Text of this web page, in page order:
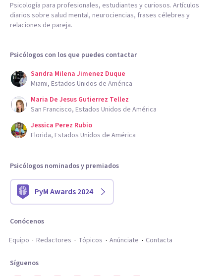
Psicología para profesionales, estudiantes y curiosos. Artículos
diarios sobre salud mental, neurociencias, frases célebres y
relaciones de pareja.
Psicólogos con los que puedes contactar
Sandra Milena Jimenez Duque
Miami, Estados Unidos de América
Maria De Jesus Gutierrez Tellez
San Francisco, Estados Unidos de América
Jessica Perez Rubio
Florida, Estados Unidos de América
Psicólogos nominados y premiados
PyM Awards 2024
Conócenos
Equipo
Redactores Tópicos Anúnciate Contacta
Síguenos